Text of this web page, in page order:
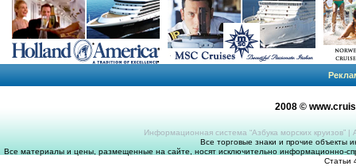
2008 ©
Информационная система “Азбука морских круизов” |
Все торговые знаки и прочие объекты
Все материалы и цены, размещенные на сайте, носят исключительно информационно-
Статьи